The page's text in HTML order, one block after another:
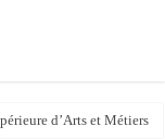
d’Arts et Métiers